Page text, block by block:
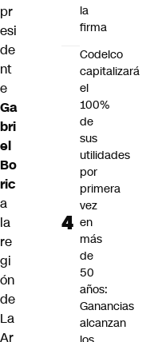
pr
esi
de
nt
e
Ga
bri
el
Bo
ric
a
la
re
gi
ón
de
La
Ar
la
firma
Codelco
capitalizará
el
100%
de
sus
utilidades
por
primera
vez
en
más
de
50
años:
Ganancias
alcanzan